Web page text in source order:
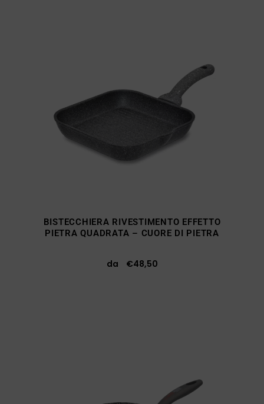
BISTECCHIERA RIVESTIMENTO EFFETTO
PIETRA QUADRATA – CUORE DI PIETRA
da €48,50